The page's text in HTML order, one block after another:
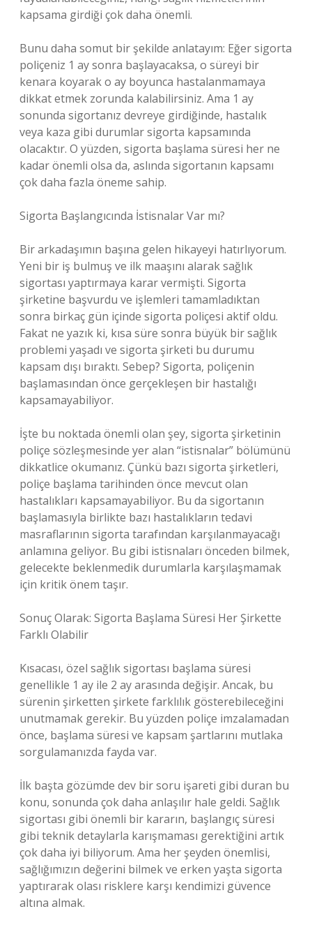
kapsama girdiği çok daha önemli.
Bunu daha somut bir şekilde anlatayım: Eğer sigorta
poliçeniz 1 ay sonra başlayacaksa, o süreyi bir
kenara koyarak o ay boyunca hastalanmamaya
dikkat etmek zorunda kalabilirsiniz. Ama 1 ay
sonunda sigortanız devreye girdiğinde, hastalık
veya kaza gibi durumlar sigorta kapsamında
olacaktır. O yüzden, sigorta başlama süresi her ne
kadar önemli olsa da, aslında sigortanın kapsamı
çok daha fazla öneme sahip.
Sigorta Başlangıcında İstisnalar Var mı?
Bir arkadaşımın başına gelen hikayeyi hatırlıyorum.
Yeni bir iş bulmuş ve ilk maaşını alarak sağlık
sigortası yaptırmaya karar vermişti. Sigorta
şirketine başvurdu ve işlemleri tamamladıktan
sonra birkaç gün içinde sigorta poliçesi aktif oldu.
Fakat ne yazık ki, kısa süre sonra büyük bir sağlık
problemi yaşadı ve sigorta şirketi bu durumu
kapsam dışı bıraktı. Sebep? Sigorta, poliçenin
başlamasından önce gerçekleşen bir hastalığı
kapsamayabiliyor.
İşte bu noktada önemli olan şey, sigorta şirketinin
poliçe sözleşmesinde yer alan “istisnalar” bölümünü
dikkatlice okumanız. Çünkü bazı sigorta şirketleri,
poliçe başlama tarihinden önce mevcut olan
hastalıkları kapsamayabiliyor. Bu da sigortanın
başlamasıyla birlikte bazı hastalıkların tedavi
masraflarının sigorta tarafından karşılanmayacağı
anlamına geliyor. Bu gibi istisnaları önceden bilmek,
gelecekte beklenmedik durumlarla karşılaşmamak
için kritik önem taşır.
Sonuç Olarak: Sigorta Başlama Süresi Her Şirkette
Farklı Olabilir
Kısacası, özel sağlık sigortası başlama süresi
genellikle 1 ay ile 2 ay arasında değişir. Ancak, bu
sürenin şirketten şirkete farklılık gösterebileceğini
unutmamak gerekir. Bu yüzden poliçe imzalamadan
önce, başlama süresi ve kapsam şartlarını mutlaka
sorgulamanızda fayda var.
İlk başta gözümde dev bir soru işareti gibi duran bu
konu, sonunda çok daha anlaşılır hale geldi. Sağlık
sigortası gibi önemli bir kararın, başlangıç süresi
gibi teknik detaylarla karışmaması gerektiğini artık
çok daha iyi biliyorum. Ama her şeyden önemlisi,
sağlığımızın değerini bilmek ve erken yaşta sigorta
yaptırarak olası risklere karşı kendimizi güvence
altına almak.